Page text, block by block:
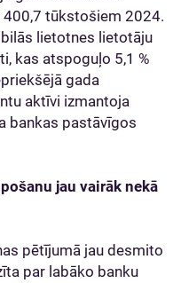
400,7 tūkstošiem 2024.
lietotnes lietotāju
kas atspoguļo 5,1 %
gada
aktīvi izmantoja
bankas pastāvīgos
jau vairāk nekā
pētījumā jau desmito
par labāko banku